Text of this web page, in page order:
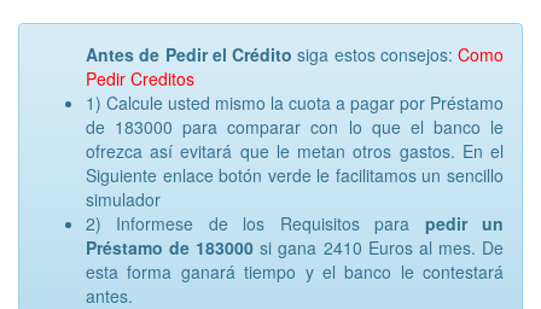
Antes de Pedir el Crédito siga estos consejos: Como
Pedir Creditos
1) Calcule usted mismo la cuota a pagar por Préstamo
de 183000 para comparar con lo que el banco le
ofrezca así evitará que le metan otros gastos. En el
Siguiente enlace botón verde le facilitamos un sencillo
simulador
2) Informese de los Requisitos para pedir un
Préstamo de 183000si gana 2410 Euros al mes. De
esta forma ganará tiempo y el banco le contestará
antes.